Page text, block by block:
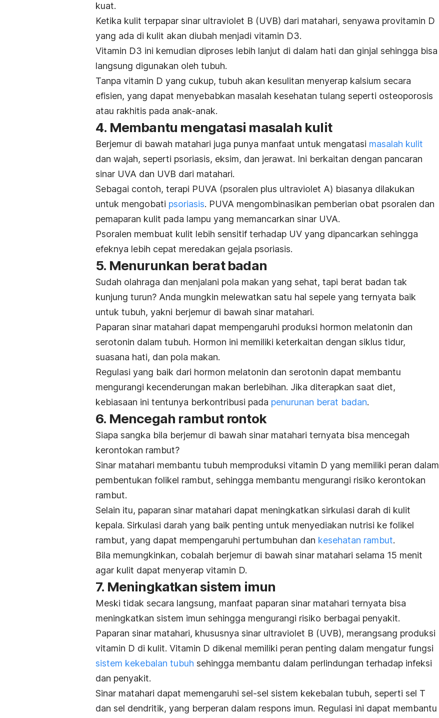
kuat.
Ketika kulit terpapar sinar ultraviolet B (UVB) dari matahari, senyawa provitamin D
yang ada di kulit akan diubah menjadi vitamin D3.
Vitamin D3 ini kemudian diproses lebih lanjut di dalam hati dan ginjal sehingga bisa
langsung digunakan oleh tubuh.
Tanpa vitamin D yang cukup, tubuh akan kesulitan menyerap kalsium secara
efisien, yang dapat menyebabkan masalah kesehatan tulang seperti osteoporosis
atau rakhitis pada anak-anak.
4. Membantu mengatasi masalah kulit
Berjemur di bawah matahari juga punya manfaat untuk mengatasi masalah kulit
dan wajah, seperti psoriasis, eksim, dan jerawat. Ini berkaitan dengan pancaran
sinar UVA dan UVB dari matahari.
Sebagai contoh, terapi PUVA (psoralen plus ultraviolet A) biasanya dilakukan
untuk mengobati psoriasis. PUVA mengombinasikan pemberian obat psoralen dan
pemaparan kulit pada lampu yang memancarkan sinar UVA.
Psoralen membuat kulit lebih sensitif terhadap UV yang dipancarkan sehingga
efeknya lebih cepat meredakan gejala psoriasis.
5. Menurunkan berat badan
Sudah olahraga dan menjalani pola makan yang sehat, tapi berat badan tak
kunjung turun? Anda mungkin melewatkan satu hal sepele yang ternyata baik
untuk tubuh, yakni berjemur di bawah sinar matahari.
Paparan sinar matahari dapat mempengaruhi produksi hormon melatonin dan
serotonin dalam tubuh. Hormon ini memiliki keterkaitan dengan siklus tidur,
suasana hati, dan pola makan.
Regulasi yang baik dari hormon melatonin dan serotonin dapat membantu
mengurangi kecenderungan makan berlebihan. Jika diterapkan saat diet,
kebiasaan ini tentunya berkontribusi pada penurunan berat badan.
6. Mencegah rambut rontok
Siapa sangka bila berjemur di bawah sinar matahari ternyata bisa mencegah
kerontokan rambut?
Sinar matahari membantu tubuh memproduksi vitamin D yang memiliki peran dalam
pembentukan folikel rambut, sehingga membantu mengurangi risiko kerontokan
rambut.
Selain itu, paparan sinar matahari dapat meningkatkan sirkulasi darah di kulit
kepala. Sirkulasi darah yang baik penting untuk menyediakan nutrisi ke folikel
rambut, yang dapat mempengaruhi pertumbuhan dan kesehatan rambut.
Bila memungkinkan, cobalah berjemur di bawah sinar matahari selama 15 menit
agar kulit dapat menyerap vitamin D.
7. Meningkatkan sistem imun
Meski tidak secara langsung, manfaat paparan sinar matahari ternyata bisa
meningkatkan sistem imun sehingga mengurangi risiko berbagai penyakit.
Paparan sinar matahari, khususnya sinar ultraviolet B (UVB), merangsang produksi
vitamin D di kulit. Vitamin D dikenal memiliki peran penting dalam mengatur fungsi
sistem kekebalan tubuh sehingga membantu dalam perlindungan terhadap infeksi
dan penyakit.
Sinar matahari dapat memengaruhi sel-sel sistem kekebalan tubuh, seperti sel T
dan sel dendritik, yang berperan dalam respons imun. Regulasi ini dapat membantu